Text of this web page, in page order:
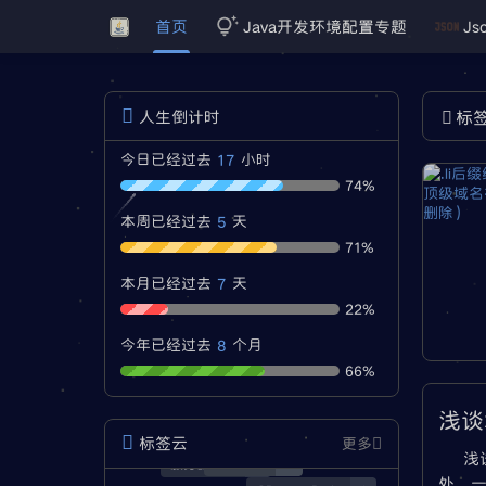
首页 Java开发环境配置专题
标
浅
浅
人生倒计时
今日已经过去 17 小时
74%
本周已经过去 5 天
71%
本月已经过去 7 天
22%
今年已经过去 8 个月
66%
标签云 更多
服务器安全 1